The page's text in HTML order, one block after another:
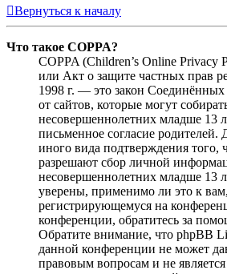
Вернуться к началу
Что такое COPPA?
COPPA (Children’s Online Privacy
или Акт о защите частных прав
1998 г. — это закон
от сайтов, которые могут
несовершеннолетних младше 13
письменное согласие
иного вида подтверждения того,
разрешают сбор личной
несовершеннолетних младше 13
уверены, применимо ли это к
регистрирующемуся на
конференции, обратитесь за
Обратите внимание, что phpBB
данной конференции не может
правовым вопросам и не